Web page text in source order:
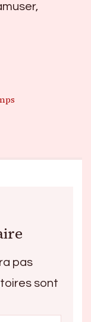
pas
sont